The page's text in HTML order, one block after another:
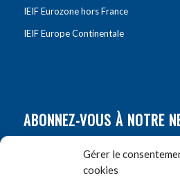
Gérer le
cookies
IEIF Eurozone hors France
IEIF Europe Continentale
ABONNEZ-VOUS À NOTRE